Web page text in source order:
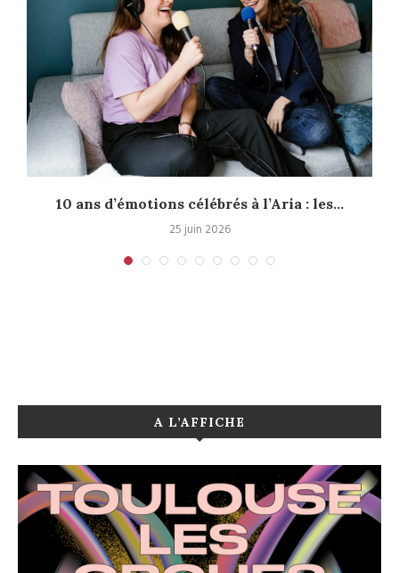
10 ans d’émotions célébrés à l’Aria : les...
25 juin 2026
A L’AFFICHE